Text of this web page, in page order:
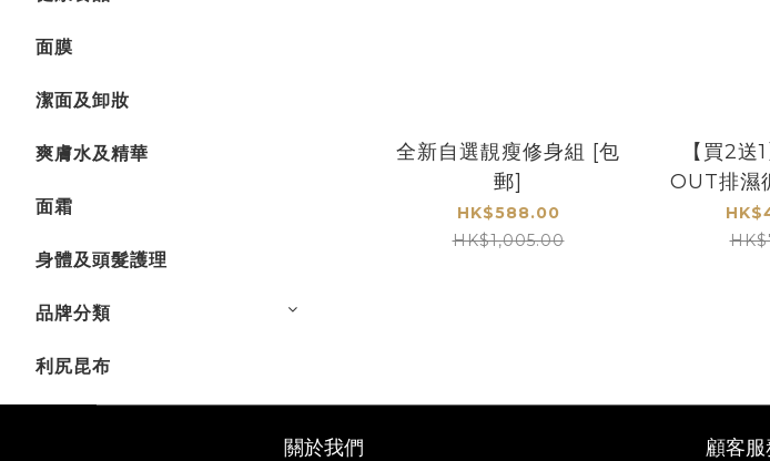
面膜
潔面及卸妝
爽膚水及精華
面霜
身體及頭髮護理
品牌分類
利尻昆布
全新自選靚瘦修身組 [包
郵]
HK$588.00
HK$1,005.00
【買2
OUT排濕
[
關於我們 顧客服